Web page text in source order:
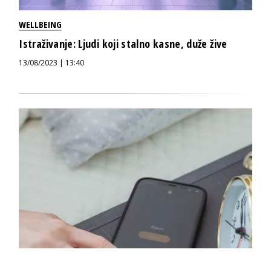
WELLBEING
Istraživanje: Ljudi koji stalno kasne, duže žive
13/08/2023 | 13:40